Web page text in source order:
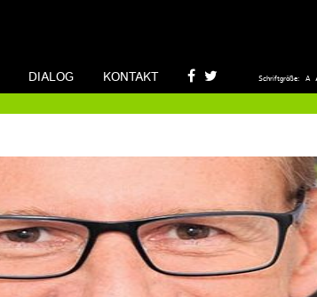
DIALOG KONTAKT Schriftgröße: A